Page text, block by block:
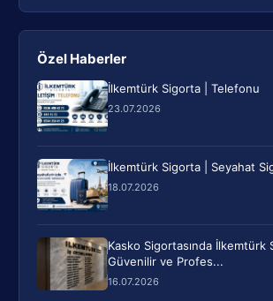
Özel Haberler
İlkemtürk Sigorta | Telefonu
23.07.2026
İlkemtürk Sigorta | Seyahat
18.07.2026
Kasko Sigortasında İlkemtürk
Güvenilir ve Profes...
16.07.2026